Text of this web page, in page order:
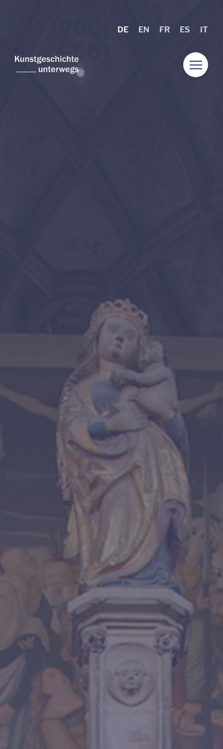
DE EN FR ES IT